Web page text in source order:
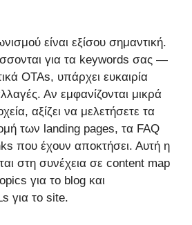
είναι εξίσου σημαντική.
για τα keywords σας —
OTAs, υπάρχει ευκαιρία
Αν εμφανίζονται μικρά
αξίζει να μελετήσετε τα
των landing pages, τα FAQ
που έχουν αποκτήσει. Αυτή η
στη συνέχεια σε content map
για το blog και
για το site.